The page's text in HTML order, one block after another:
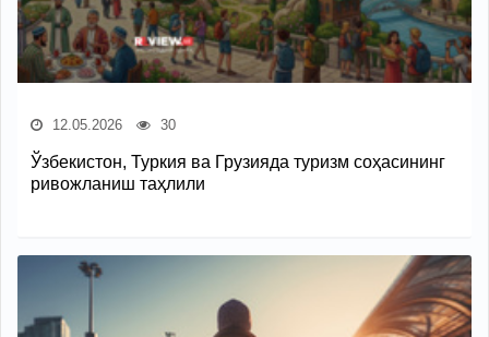
12.05.2026 30
Ўзбекистон, Туркия ва Грузияда туризм соҳасининг
ривожланиш таҳлили